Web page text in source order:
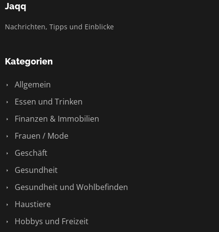
Jaqq
Nachrichten, Tipps und Einblicke
Kategorien
Allgemein
Essen und Trinken
Finanzen & Immobilien
Frauen / Mode
Geschäft
Gesundheit
Gesundheit und Wohlbefinden
Haustiere
Hobbys und Freizeit